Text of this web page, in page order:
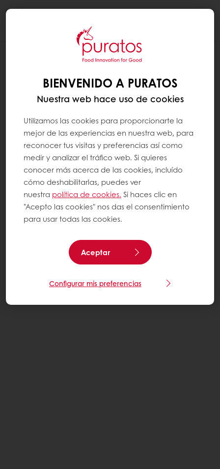
BIENVENIDO A PURATOS
Nuestra web hace uso de cookies
Utilizamos las cookies para proporcionarte la
mejor de las experiencias en nuestra web, para
reconocer tus visitas y preferencias así como
medir y analizar el tráfico web. Si quieres
conocer más acerca de las cookies, incluído
cómo deshabilitarlas, puedes ver
nuestra política de cookies. Si haces clic en
"Acepto las cookies" nos das el consentimiento
para usar todas las cookies.
Aceptar
Configurar mis preferencias